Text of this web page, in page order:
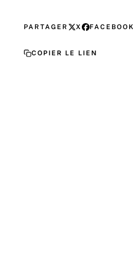
PARTAGER X FACEBOOK
COPIER LE LIEN